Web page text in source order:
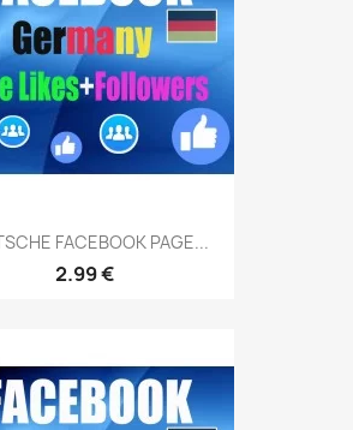
FACEBOOK PAGE...
2.99 €